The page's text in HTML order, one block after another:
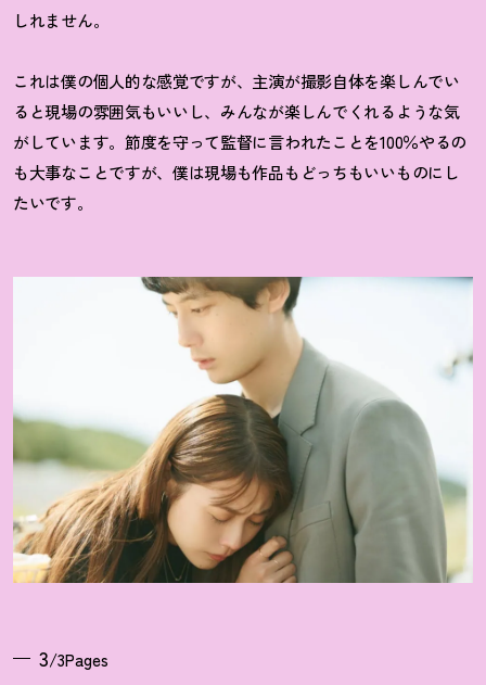
しれません。
これは僕の個人的な感覚ですが、主演が撮影自体を楽しんでい
ると現場の雰囲気もいいし、みんなが楽しんでくれるような気
がしています。節度を守って監督に言われたことを100％やるの
も大事なことですが、僕は現場も作品もどっちもいいものにし
たいです。
3/3Pages